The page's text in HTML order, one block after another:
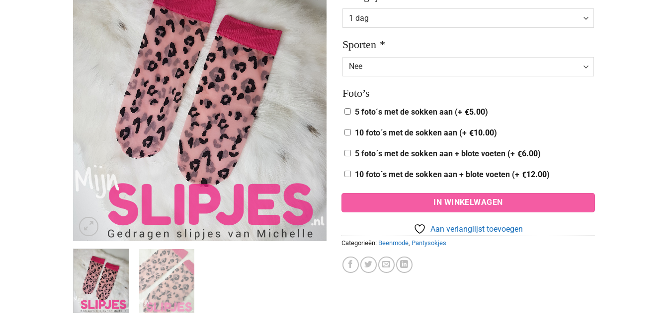
Sporten *
Foto’s
5 foto´s met de sokken aan (+ €5.00)
10 foto´s met de sokken aan (+ €10.00)
5 foto´s met de sokken aan + blote voeten (+ €6.00)
10 foto´s met de sokken aan + blote voeten (+ €12.00)
IN WINKELWAGEN
Aan verlanglijst toevoegen
Categorieën: Beenmode Pantysokjes